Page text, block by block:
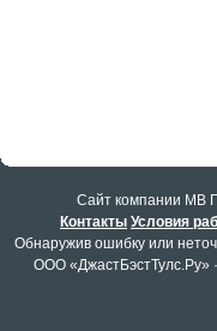
Cайт компании МВ
Контакты Условия
Обнаружив ошибку или
ООО «ДжастБэстТулс.Ру»